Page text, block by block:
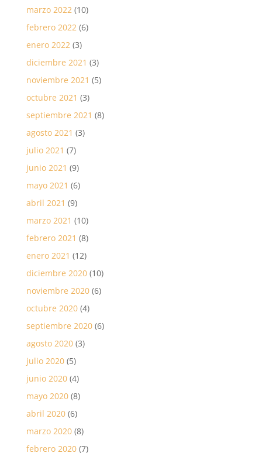
marzo 2022 (10)
febrero 2022 (6)
enero 2022 (3)
diciembre 2021 (3)
noviembre 2021 (5)
octubre 2021 (3)
septiembre 2021 (8)
agosto 2021 (3)
julio 2021 (7)
junio 2021 (9)
mayo 2021 (6)
abril 2021 (9)
marzo 2021 (10)
febrero 2021 (8)
enero 2021 (12)
diciembre 2020(10)
noviembre 2020(6)
octubre 2020(4)
septiembre 2020(6)
agosto 2020(3)
julio 2020(5)
junio 2020(4)
mayo 2020(8)
abril 2020(6)
marzo 2020(8)
febrero 2020(7)